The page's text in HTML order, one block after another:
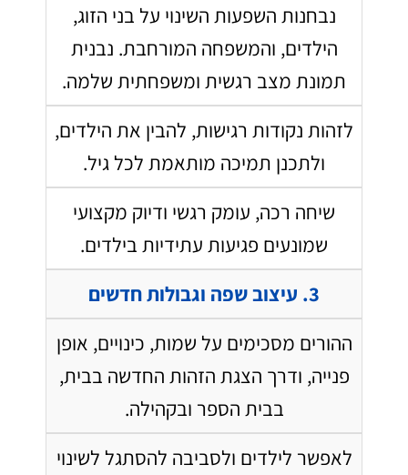
נבחנות השפעות השינוי על בני הזוג,
הילדים, והמשפחה המורחבת. נבנית
תמונת מצב רגשית ומשפחתית שלמה.
לזהות נקודות רגישות, להבין את הילדים,
ולתכנן תמיכה מותאמת לכל גיל.
שיחה רכה, עומק רגשי ודיוק מקצועי
שמונעים פגיעות עתידיות בילדים.
3. עיצוב שפה וגבולות חדשים
ההורים מסכימים על שמות, כינויים, אופן
פנייה, ודרך הצגת הזהות החדשה בבית,
בבית הספר ובקהילה.
לאפשר לילדים ולסביבה להסתגל לשינוי